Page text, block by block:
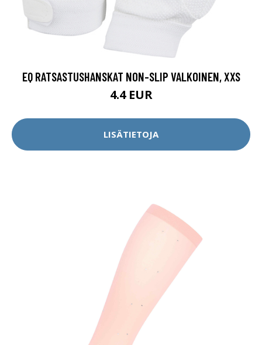
EQ RATSASTUSHANSKAT NON-SLIP VALKOINEN, XXS
4.4 EUR
LISÄTIETOJA